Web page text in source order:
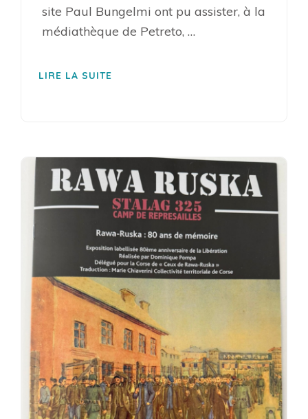
site Paul Bungelmi ont pu assister, à la
médiathèque de Petreto, …
LIRE LA SUITE